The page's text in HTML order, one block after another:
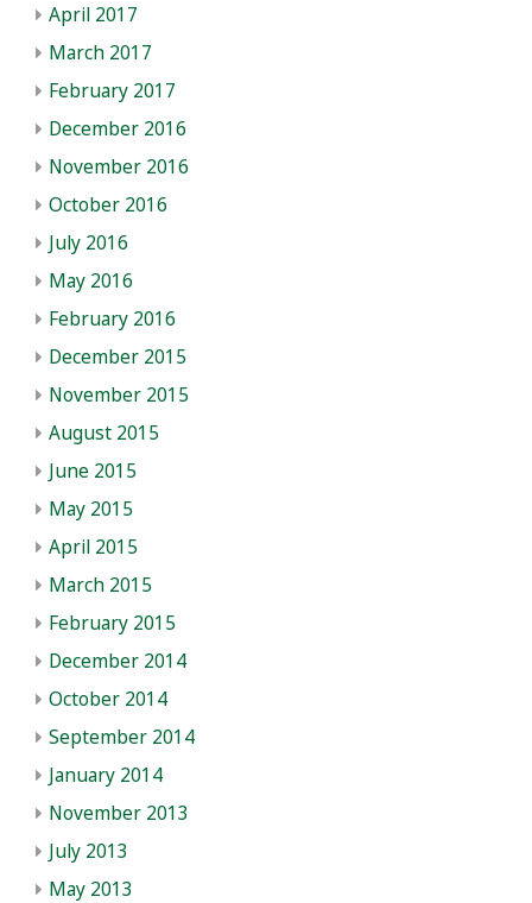
April 2017
March 2017
February 2017
December 2016
November 2016
October 2016
July 2016
May 2016
February 2016
December 2015
November 2015
August 2015
June 2015
May 2015
April 2015
March 2015
February 2015
December 2014
October 2014
September 2014
January 2014
November 2013
July 2013
May 2013